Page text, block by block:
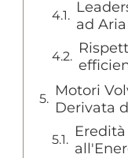
ad Aria
Motori
Derivata